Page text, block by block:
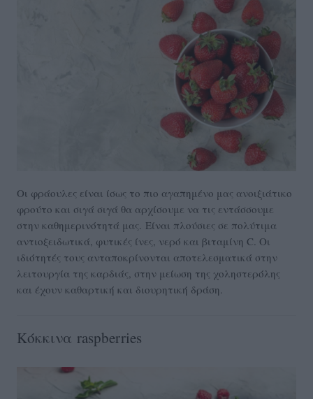
Οι φράουλες είναι ίσως το πιο αγαπημένο μας ανοιξιάτικο
φρούτο και σιγά σιγά θα αρχίσουμε να τις εντάσσουμε
στην καθημερινότητά μας. Είναι πλούσιες σε πολύτιμα
αντιοξειδωτικά, φυτικές ίνες, νερό και βιταμίνη C. Οι
ιδιότητές τους ανταποκρίνονται αποτελεσματικά στην
λειτουργία της καρδιάς, στην μείωση της χοληστερόλης
και έχουν καθαρτική και διουρητική δράση.
Κόκκινα raspberries